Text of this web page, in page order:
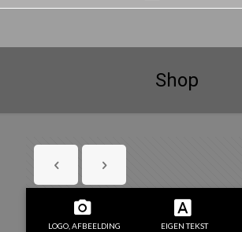
Shop
LOGO, AFBEELDING EIGEN TEKST